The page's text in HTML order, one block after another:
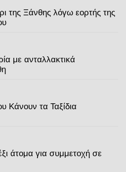
της Ξάνθης λόγω εορτής της
με ανταλλακτικά
Κάνουν τα Ταξίδια
άτομα για συμμετοχή σε